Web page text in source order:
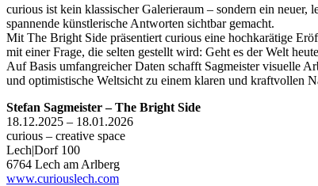
curious ist kein klassischer Galerieraum – sondern ein
spannende künstlerische Antworten sichtbar gemacht.
Mit The Bright Side präsentiert curious eine hochkarätige
mit einer Frage, die selten gestellt wird: Geht es der Welt
Auf Basis umfangreicher Daten schafft Sagmeister visuelle
und optimistische Weltsicht zu einem klaren und kraftvollen
Stefan Sagmeister – The Bright Side
18.12.2025 – 18.01.2026
curious – creative space
Lech|Dorf 100
6764 Lech am Arlberg
www.curiouslech.com